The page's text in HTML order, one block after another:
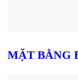
MẶT BẰNG